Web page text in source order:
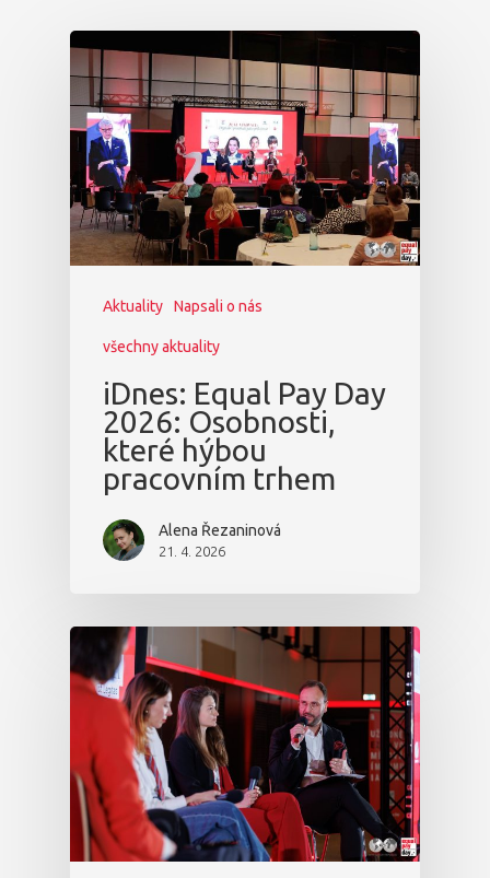
Aktuality Napsali o nás
všechny aktuality
iDnes: Equal Pay Day
2026: Osobnosti,
které hýbou
pracovním trhem
Alena Řezaninová
21. 4. 2026
Dopad
Aktuality
Partneři
Vstupenky